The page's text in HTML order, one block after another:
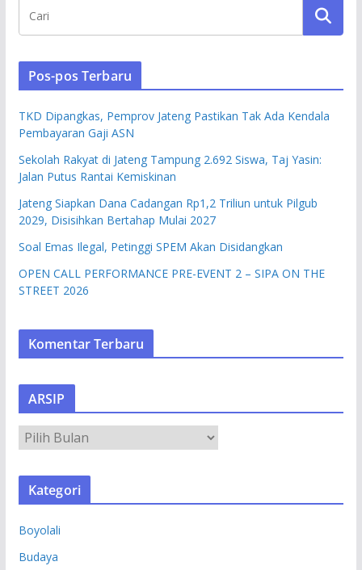
Pos-pos Terbaru
TKD Dipangkas, Pemprov Jateng Pastikan Tak Ada Kendala
Pembayaran Gaji ASN
Sekolah Rakyat di Jateng Tampung 2.692 Siswa, Taj Yasin:
Jalan Putus Rantai Kemiskinan
Jateng Siapkan Dana Cadangan Rp1,2 Triliun untuk Pilgub
2029, Disisihkan Bertahap Mulai 2027
Soal Emas Ilegal, Petinggi SPEM Akan Disidangkan
OPEN CALL PERFORMANCE PRE-EVENT 2 – SIPA ON THE
STREET 2026
Komentar Terbaru
ARSIP
R
S
Kategori
Boyolali
Budaya